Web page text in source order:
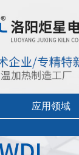
应用领域
钨钼加热屏